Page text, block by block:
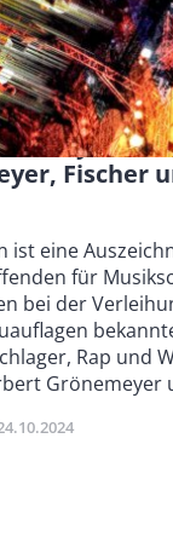
Polyton für
Fischer
ist eine
für
bei der
Rap und
Grönemeyer